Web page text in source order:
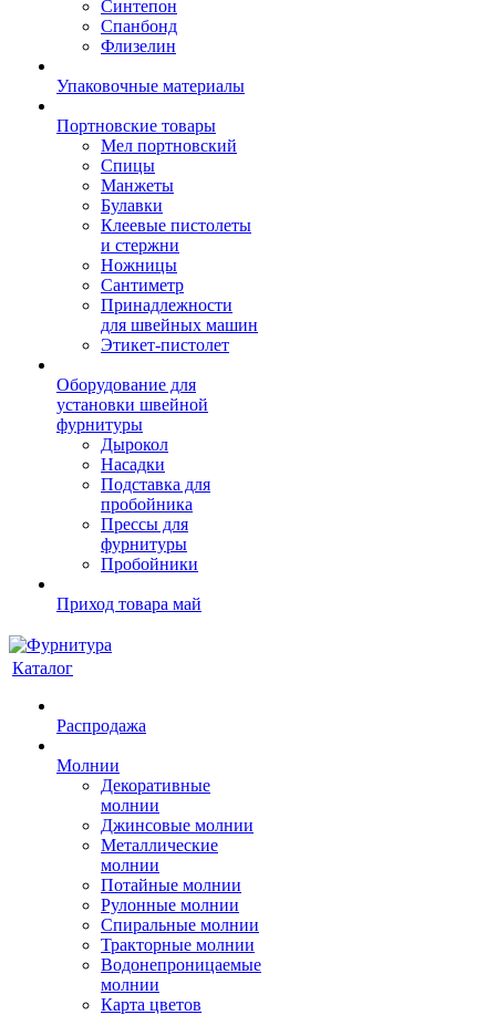
Синтепон
Спанбонд
Флизелин
Упаковочные материалы
Портновские товары
Мел портновский
Спицы
Манжеты
Булавки
Клеевые пистолеты
и стержни
Ножницы
Сантиметр
Принадлежности
для швейных машин
Этикет-пистолет
Оборудование для
установки швейной
фурнитуры
Дырокол
Насадки
Подставка для
пробойника
Прессы для
фурнитуры
Пробойники
Приход товара май
Каталог
Распродажа
Молнии
Декоративные
молнии
Джинсовые молнии
Металлические
молнии
Потайные молнии
Рулонные молнии
Спиральные молнии
Тракторные молнии
Водонепроницаемые
молнии
Карта цветов